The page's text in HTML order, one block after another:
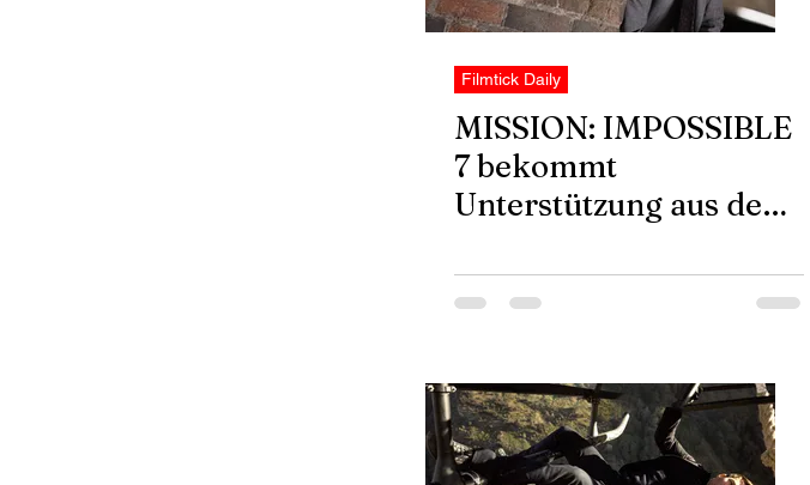
Filmtick Daily
MISSION: IMPOSSIBLE
7 bekommt
Unterstützung aus dem